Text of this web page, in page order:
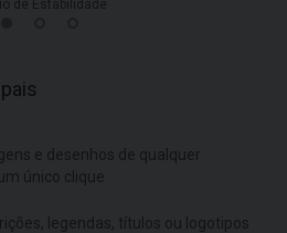
de Estabilidade
e desenhos de qualquer
único clique
legendas, títulos ou logotipos